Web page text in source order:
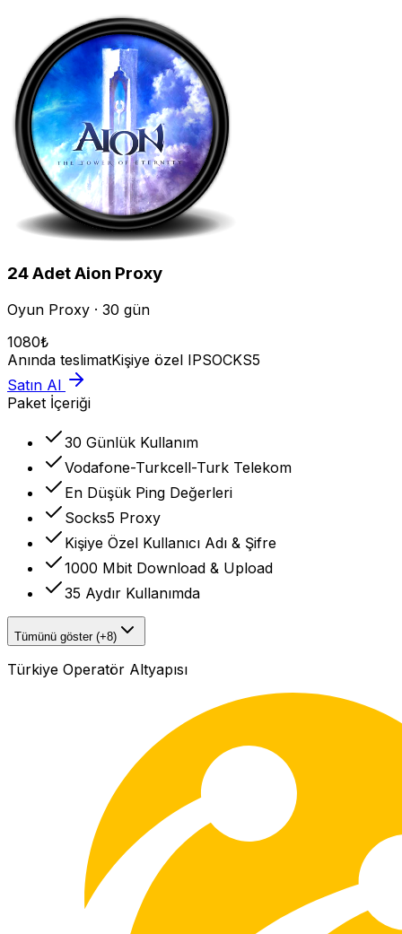
24AdetAion Proxy
Oyun Proxy · 30 gün
1080₺
Anında teslimatKişiye özel IPSOCKS5
Satın Al
Paket İçeriği
30 Günlük Kullanım
Vodafone-Turkcell-Turk Telekom
En Düşük Ping Değerleri
Socks5 Proxy
Kişiye Özel Kullanıcı Adı & Şifre
1000 Mbit Download & Upload
35 Aydır Kullanımda
Tümünü göster (+8)
Türkiye Operatör Altyapısı